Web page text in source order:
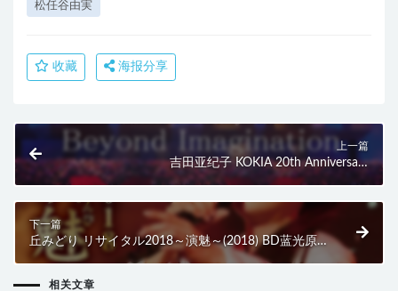
松任谷由実
收藏 海报分享
上一篇
吉田亚纪子 KOKIA 20th Anniversary
Concert「Beyond Imagination」(2018) BD蓝光原盘
下一篇
丘みどり リサイタル2018～演魅～(2018) BD蓝光原
盘 24.2G
相关文章